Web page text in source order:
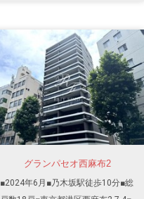
グランパセオ西麻布2
■2024年6月■乃木坂駅徒歩10分■総